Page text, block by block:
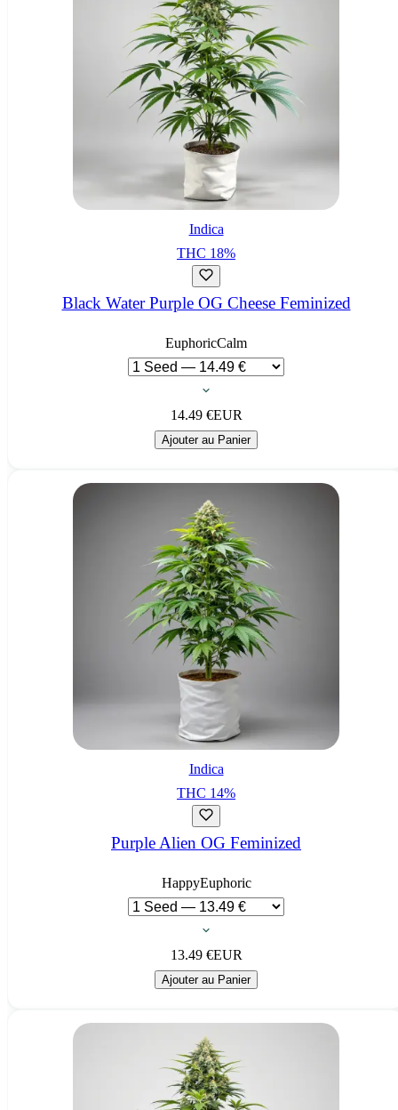
Indica
THC 18%
Black Water Purple OG Cheese Feminized
EuphoricCalm
14.49€EUR
Ajouter au Panier
Indica
THC 14%
Purple Alien OG Feminized
HappyEuphoric
13.49€EUR
Ajouter au Panier